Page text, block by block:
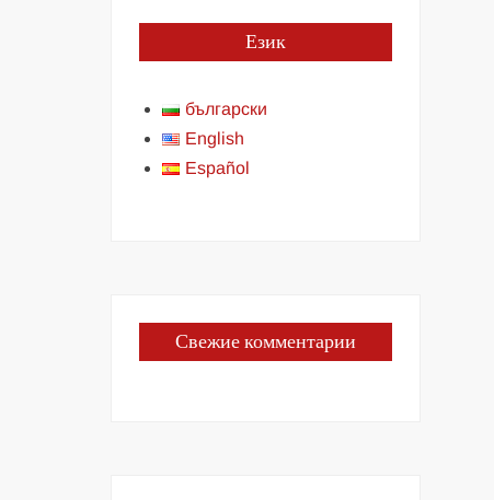
Език
български
English
Español
Свежие комментарии